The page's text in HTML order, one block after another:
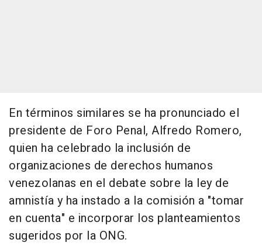
En términos similares se ha pronunciado el
presidente de Foro Penal, Alfredo Romero,
quien ha celebrado la inclusión de
organizaciones de derechos humanos
venezolanas en el debate sobre la ley de
amnistía y ha instado a la comisión a "tomar
en cuenta" e incorporar los planteamientos
sugeridos por la ONG.